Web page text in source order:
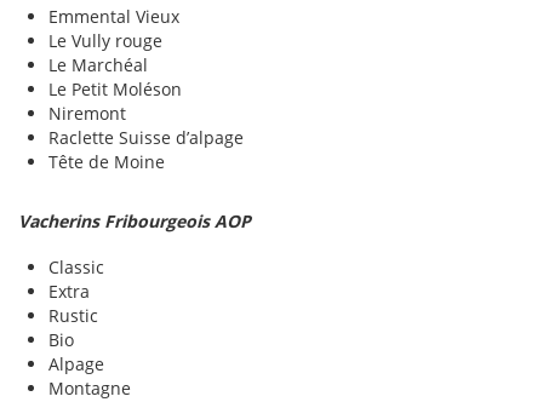
Emmental Vieux
Le Vully rouge
Le Marchéal
Le Petit Moléson
Niremont
Raclette Suisse d’alpage
Tête de Moine
Vacherins Fribourgeois AOP
Classic
Extra
Rustic
Bio
Alpage
Montagne